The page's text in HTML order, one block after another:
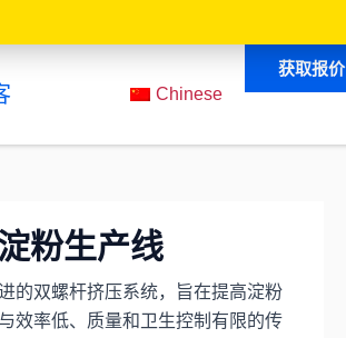
Chinese
获取报价
粉生产线
的双螺杆挤压系统，旨在提高淀粉
效率低、质量和卫生控制有限的传